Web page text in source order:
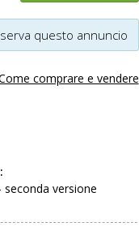
questo annuncio
comprare e vendere
seconda versione